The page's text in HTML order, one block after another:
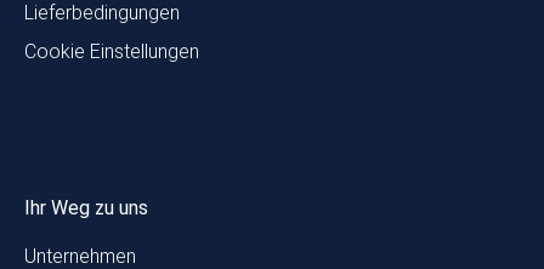
Lieferbedingungen
Cookie Einstellungen
Ihr Weg zu uns
Unternehmen